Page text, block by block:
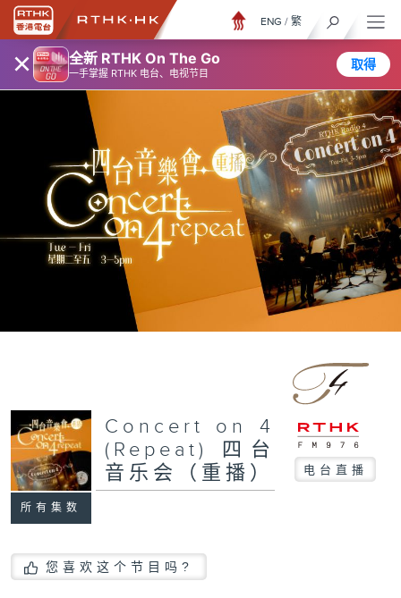
× 全新 RTHK On The Go
一手掌握 RTHK 电台、电视节目
取得
ENG / 繁
所有集数
Concert on 4
(Repeat) 四台
音乐会（重播）
电台直播
您喜欢这个节目吗?